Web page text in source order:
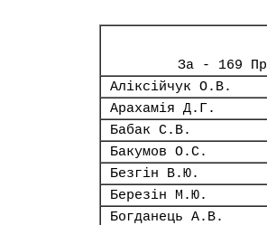
За - 169
Аліксійчук О.В.
Арахамія Д.Г.
Бабак С.В.
Бакумов О.С.
Безгін В.Ю.
Березін М.Ю.
Богданець А.В.